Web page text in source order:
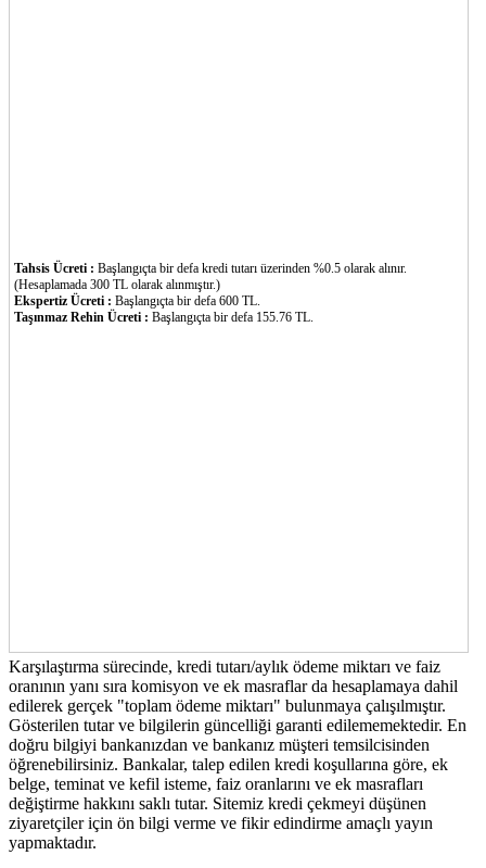
Tahsis Ücreti : Başlangıçta bir defa kredi tutarı üzerinden %0.5 olarak alınır.
(Hesaplamada 300 TL olarak alınmıştır.)
Ekspertiz Ücreti : Başlangıçta bir defa 600 TL.
Taşınmaz Rehin Ücreti : Başlangıçta bir defa 155.76 TL.
Karşılaştırma sürecinde, kredi tutarı/aylık ödeme miktarı ve faiz
oranının yanı sıra komisyon ve ek masraflar da hesaplamaya dahil
edilerek gerçek "toplam ödeme miktarı" bulunmaya çalışılmıştır.
Gösterilen tutar ve bilgilerin güncelliği garanti edilememektedir. En
doğru bilgiyi bankanızdan ve bankanız müşteri temsilcisinden
öğrenebilirsiniz. Bankalar, talep edilen kredi koşullarına göre, ek
belge, teminat ve kefil isteme, faiz oranlarını ve ek masrafları
değiştirme hakkını saklı tutar. Sitemiz kredi çekmeyi düşünen
ziyaretçiler için ön bilgi verme ve fikir edindirme amaçlı yayın
yapmaktadır.